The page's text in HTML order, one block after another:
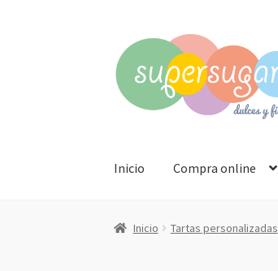
a
la
navegación
al
contenido
Inicio Compra online
Inicio Tartas personalizadas